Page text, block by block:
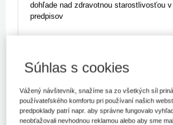
dohľade nad zdravotnou starostlivosťou
predpisov
461/2003 Z.z. N
Schválený 30. 10. 2003 Účinný 1. 1.
1. 8. 2026
Zákon č. 461/2003 Z. z. o sociálnom
neskorších predpisov (Výňatok)
Súhlas s cookies
Vážený návštevník, snažíme sa zo všetkých síl
používateľského komfortu pri používaní našich
predpoklady patrí napr. aby správne fungovalo
neobťažovali nevhodnou reklamou alebo aby sme